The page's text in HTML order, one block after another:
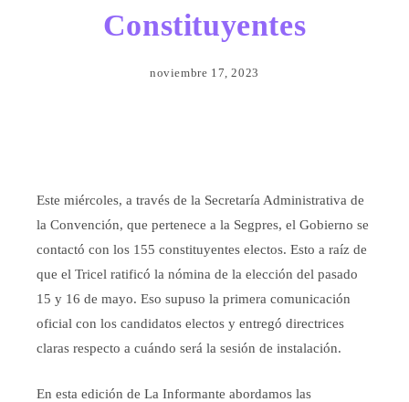
Constituyentes
noviembre 17, 2023
Este miércoles, a través de la Secretaría Administrativa de
la Convención, que pertenece a la Segpres, el Gobierno se
contactó con los 155 constituyentes electos. Esto a raíz de
que el Tricel ratificó la nómina de la elección del pasado
15 y 16 de mayo. Eso supuso la primera comunicación
oficial con los candidatos electos y entregó directrices
claras respecto a cuándo será la sesión de instalación.
En esta edición de La Informante abordamos las